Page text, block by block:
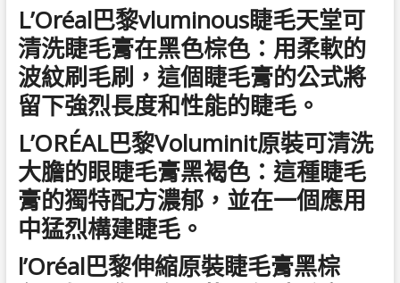
L’Oréal巴黎vluminous睫毛天堂可
清洗睫毛膏在黑色棕色：用柔軟的
波紋刷毛刷，這個睫毛膏的公式將
留下強烈長度和性能的睫毛。
L’ORÉAL巴黎Voluminit原裝可清洗
大膽的眼睫毛膏黑褐色：這種睫毛
膏的獨特配方濃郁，並在一個應用
中猛烈構建睫毛。
l’Oréal巴黎伸縮原裝睫毛膏黑棕